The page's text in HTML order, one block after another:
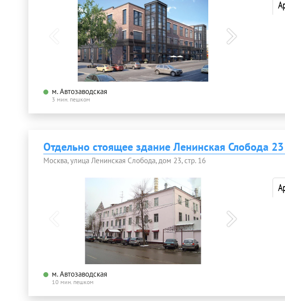
м. Автозаводская
3 мин. пешком
Отдельно стоящее здание Ленинская Слобода
Москва, улица Ленинская Слобода, дом 23, стр. 16
м. Автозаводская
10 мин. пешком